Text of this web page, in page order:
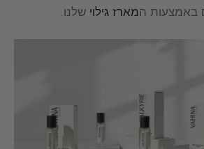
באמצעות המארז גילוי שלנו.